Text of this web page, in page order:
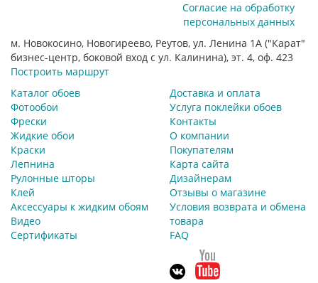
Согласие на обработку
персональных данных
м. Новокосино, Новогиреево, Реутов, ул. Ленина 1А ("Карат"
бизнес-центр, боковой вход с ул. Калинина), эт. 4, оф. 423
Построить маршрут
Каталог обоев
Фотообои
Фрески
Жидкие обои
Краски
Лепнина
Рулонные шторы
Клей
Аксессуары к жидким обоям
Видео
Сертификаты
Доставка и оплата
Услуга поклейки обоев
Контакты
О компании
Покупателям
Карта сайта
Дизайнерам
Отзывы о магазине
Условия возврата и обмена
товара
FAQ